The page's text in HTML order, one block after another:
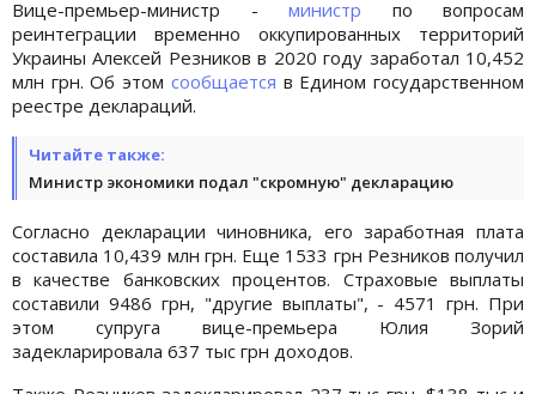
Вице-премьер-министр - министр по вопросам
реинтеграции временно оккупированных территорий
Украины Алексей Резников в 2020 году заработал 10,452
млн грн. Об этом сообщается в Едином государственном
реестре деклараций.
Читайте также:
Министр экономики подал "скромную" декларацию
Согласно декларации чиновника, его заработная плата
составила 10,439 млн грн. Еще 1533 грн Резников получил
в качестве банковских процентов. Страховые выплаты
составили 9486 грн, "другие выплаты", - 4571 грн. При
этом супруга вице-премьера Юлия Зорий
задекларировала 637 тыс грн доходов.